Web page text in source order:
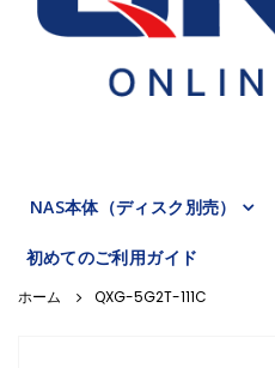
NAS本体（ディスク別売）
初めてのご利用ガイド
QXG-5G2T-111C